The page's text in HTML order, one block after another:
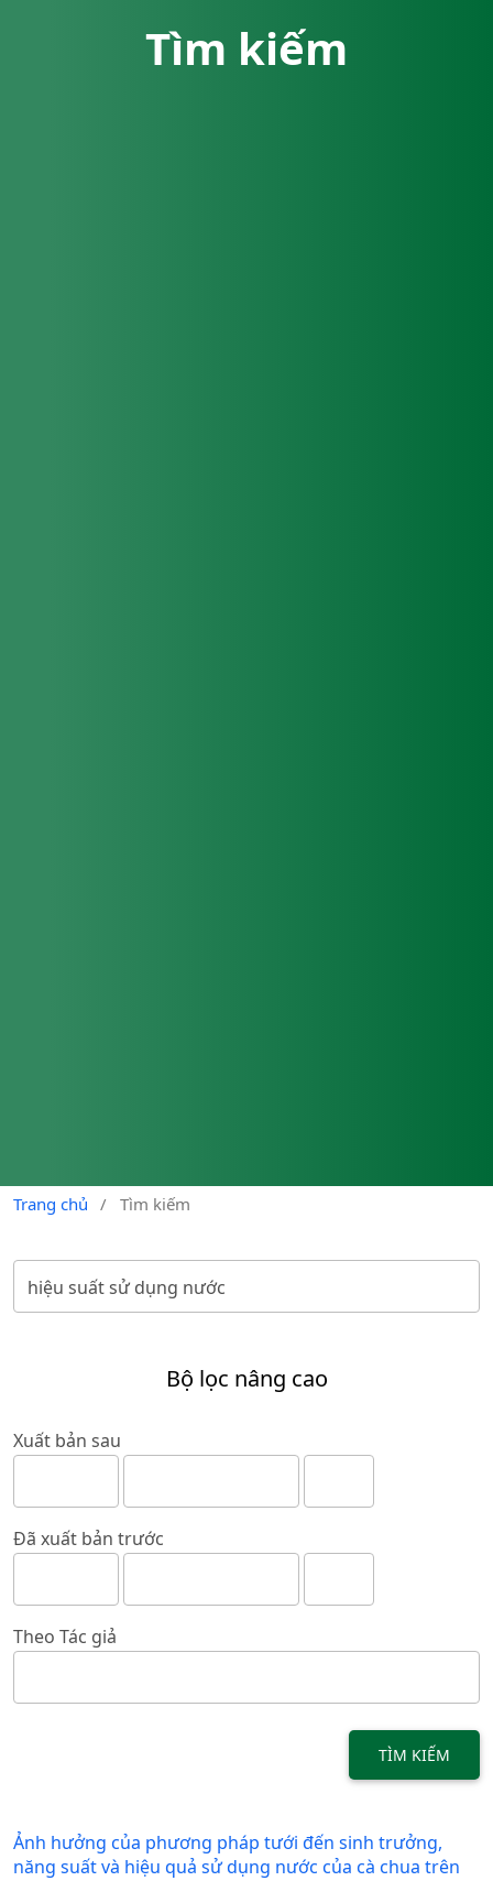
Tìm kiếm
Trang chủ / Tìm kiếm
Bộ lọc nâng cao
Xuất bản sau
Đã xuất bản trước
Theo Tác giả
TÌM KIẾM
Ảnh hưởng của phương pháp tưới đến sinh trưởng,
năng suất và hiệu quả sử dụng nước của cà chua trên